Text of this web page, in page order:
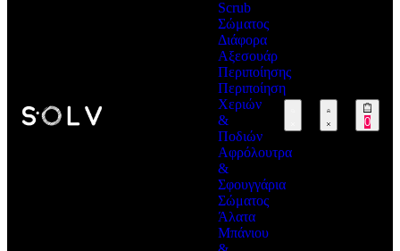
Scrub
Σώματος
Διάφορα
Αξεσουάρ
Περιποίησης
Περιποίηση
Χεριών
&
Ποδιών
Αφρόλουτρα
&
Σφουγγάρια
Σώματος
Άλατα
Μπάνιου
0